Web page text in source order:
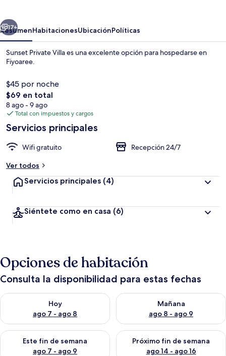
Siguiente
17+
ResumenHabitacionesUbicaciónPolíticas
Sunset Private Villa es una excelente opción para hospedarse en
Fiyoaree.
$45 por noche
El
precio
total
de
$69 en total
8 ago - 9 ago
Total con impuestos y cargos
Servicios principales
Wifi gratuito
Recepción 24/7
Ver todos
Servicios principales (4)
Siéntete como en casa (6)
Opciones de habitación
Consulta la disponibilidad para estas fechas
Hoy
ago 7 - ago 8
Consulta la disponibilidad para hoy ago 7 - ago 8
Mañana
ago 8 - ago 9
Consulta la disponibilidad
Este fin de semana
ago 7 - ago 9
Consulta la disponibilidad para este fin de semana ago 7 -
Próximo fin de semana
ago 14 - ago 16
Consulta la disponibilidad